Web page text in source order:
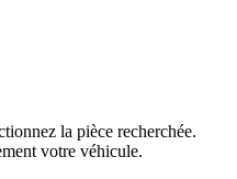
la pièce recherchée.
votre véhicule.